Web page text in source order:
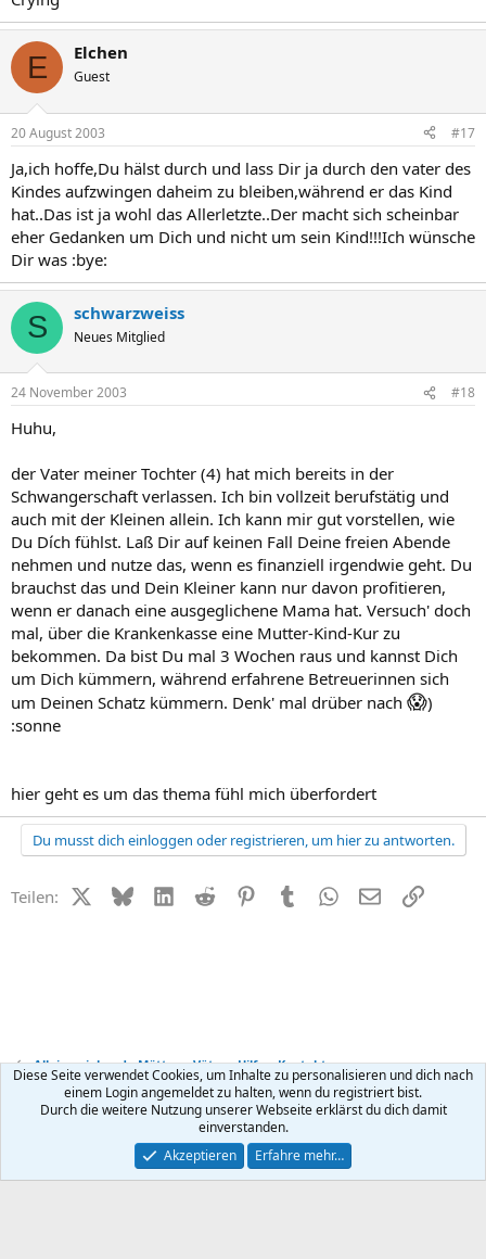
E Elchen
Guest
20 August 2003 #17
Ja,ich hoffe,Du hälst durch und lass Dir ja durch den vater des
Kindes aufzwingen daheim zu bleiben,während er das Kind
hat..Das ist ja wohl das Allerletzte..Der macht sich scheinbar
eher Gedanken um Dich und nicht um sein Kind!!!Ich wünsche
Dir was :bye:
S schwarzweiss
Neues Mitglied
24 November 2003 #18
Huhu,
der Vater meiner Tochter (4) hat mich bereits in der
Schwangerschaft verlassen. Ich bin vollzeit berufstätig und
auch mit der Kleinen allein. Ich kann mir gut vorstellen, wie
Du Dích fühlst. Laß Dir auf keinen Fall Deine freien Abende
nehmen und nutze das, wenn es finanziell irgendwie geht. Du
brauchst das und Dein Kleiner kann nur davon profitieren,
wenn er danach eine ausgeglichene Mama hat. Versuch' doch
mal, über die Krankenkasse eine Mutter-Kind-Kur zu
bekommen. Da bist Du mal 3 Wochen raus und kannst Dich
um Dich kümmern, während erfahrene Betreuerinnen sich
um Deinen Schatz kümmern. Denk' mal drüber nach 😱)
:sonne
hier geht es um das thema fühl mich überfordert
Du musst dich einloggen oder registrieren, um hier zu antworten.
Teilen: X (Twitter)
BlueskyLinkedIn
Reddit PinterestTumblr WhatsApp
E-MailLink
Alleinerziehend - Mütter + Väter - Hilfe + Kontakt
Kontakt Nutzungsbedingungen Datenschutz Hilfe
R
Community platform by XenForo ® © 2010-2026 XenForo Ltd.
Diese Seite verwendet Cookies, um Inhalte zu personalisieren und dich nach
einem Login angemeldet zu halten, wenn du registriert bist.
Durch die weitere Nutzung unserer Webseite erklärst du dich damit
einverstanden.
Akzeptieren
Erfahre mehr…